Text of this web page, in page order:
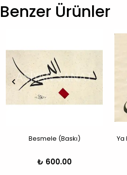
Benzer Ürünler
Besmele (Baskı)
₺ 600.00
Ya